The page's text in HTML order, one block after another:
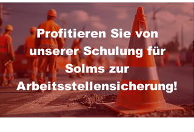
Profitieren Sie von
unserer Schulung für
Solms zur
Arbeitsstellensicherung!